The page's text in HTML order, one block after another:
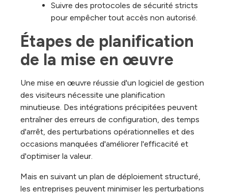
Suivre des protocoles de sécurité stricts
pour empêcher tout accès non autorisé.
Étapes de planification
de la mise en œuvre
Une mise en œuvre réussie d'un logiciel de gestion
des visiteurs nécessite une planification
minutieuse. Des intégrations précipitées peuvent
entraîner des erreurs de configuration, des temps
d'arrêt, des perturbations opérationnelles et des
occasions manquées d'améliorer l'efficacité et
d'optimiser la valeur.
Mais en suivant un plan de déploiement structuré,
les entreprises peuvent minimiser les perturbations